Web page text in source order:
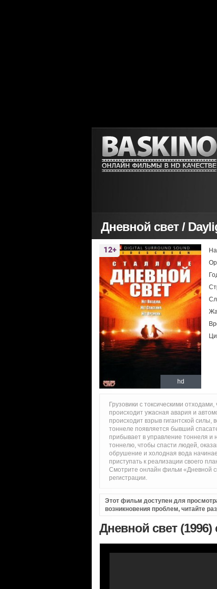
Дневной свет /
hd
Грузовики с токсическими
происходит ужасная авария и
происходит взрыв гигантской
тоннеле появляется бывший
прибывает в управление тоннеля и
тоннелю, чтобы спасти людей,
обрушение и холодная вода
приступать к реализации своего
Смотрите онлайн фильм «Дневной
регистрации.
Этот фильм доступен для
возникновения проблем, читайте
Дневной свет